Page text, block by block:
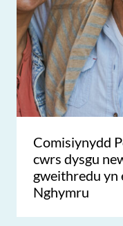
Comisiynydd
cwrs dysgu
gweithredu yn
Nghymru